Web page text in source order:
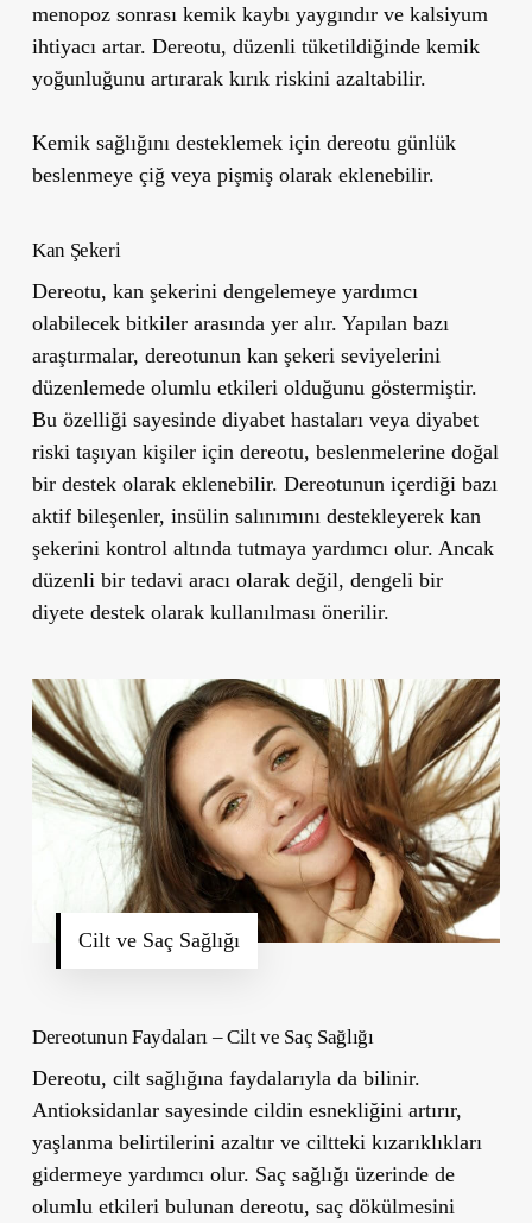
menopoz sonrası kemik kaybı yaygındır ve kalsiyum
ihtiyacı artar. Dereotu, düzenli tüketildiğinde kemik
yoğunluğunu artırarak kırık riskini azaltabilir.
Kemik sağlığını desteklemek için dereotu günlük
beslenmeye çiğ veya pişmiş olarak eklenebilir.
Kan Şekeri
Dereotu, kan şekerini dengelemeye yardımcı
olabilecek bitkiler arasında yer alır. Yapılan bazı
araştırmalar, dereotunun kan şekeri seviyelerini
düzenlemede olumlu etkileri olduğunu göstermiştir.
Bu özelliği sayesinde diyabet hastaları veya diyabet
riski taşıyan kişiler için dereotu, beslenmelerine doğal
bir destek olarak eklenebilir. Dereotunun içerdiği bazı
aktif bileşenler, insülin salınımını destekleyerek kan
şekerini kontrol altında tutmaya yardımcı olur. Ancak
düzenli bir tedavi aracı olarak değil, dengeli bir
diyete destek olarak kullanılması önerilir.
Cilt ve Saç Sağlığı
Dereotunun Faydaları – Cilt ve Saç Sağlığı
Dereotu, cilt sağlığına faydalarıyla da bilinir.
Antioksidanlar sayesinde cildin esnekliğini artırır,
yaşlanma belirtilerini azaltır ve ciltteki kızarıklıkları
gidermeye yardımcı olur. Saç sağlığı üzerinde de
olumlu etkileri bulunan dereotu, saç dökülmesini